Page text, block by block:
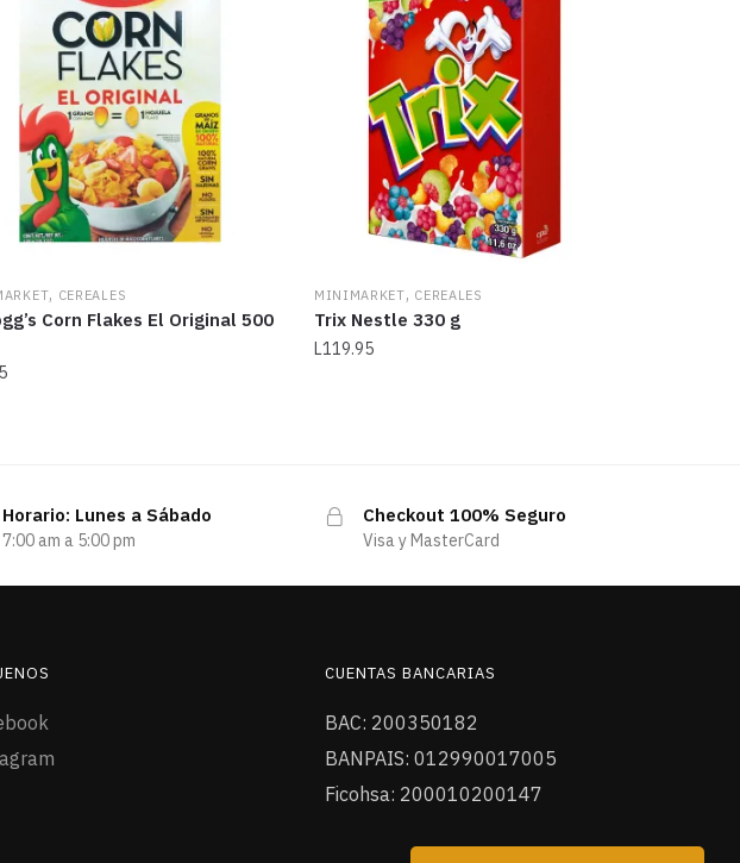
, CEREALES
Corn Flakes El Original 500
MINIMARKET, CEREALES
Trix Nestle 330 g
L119.95
Horario: Lunes a Sábado
7:00 am a 5:00 pm
Checkout 100% Seguro
Visa y MasterCard
CUENTAS BANCARIAS
BAC: 200350182
BANPAIS: 012990017005
Ficohsa: 200010200147